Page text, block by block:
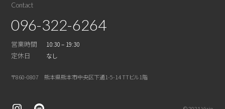
Contact
096-322-6264
営業時間 10:30 – 19:30
定休日 なし
〒860-0807 熊本県熊本市中央区下通1-5-14 TTビル1階